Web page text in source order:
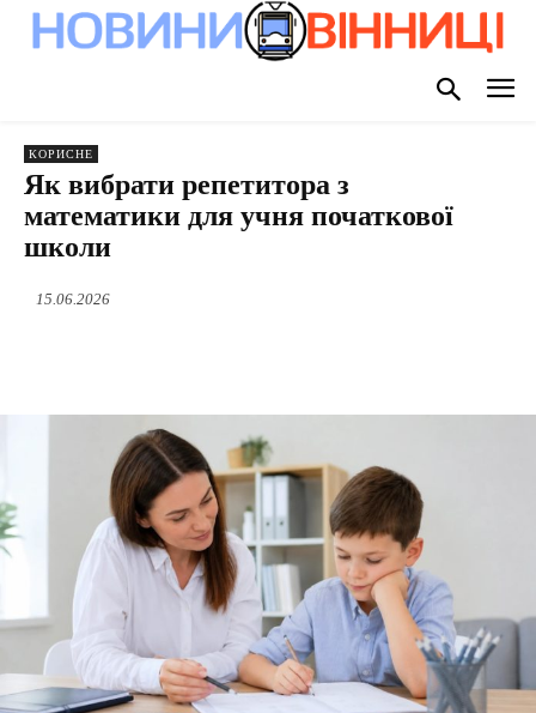
КОРИСНЕ
Як вибрати репетитора з
математики для учня початкової
школи
15.06.2026